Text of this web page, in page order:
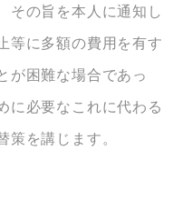
その旨を本人に通知し
等に多額の費用を有す
が困難な場合であっ
に必要なこれに代わる
を講じます。